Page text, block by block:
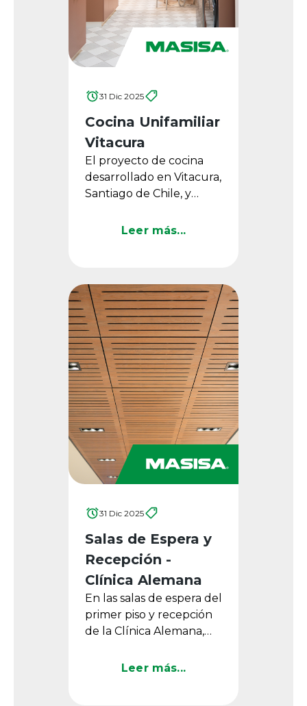
31 Dic 2025
Cocina Unifamiliar
Vitacura
El proyecto de cocina
desarrollado en Vitacura,
Santiago de Chile, y
destaca por su
Leer más...
31 Dic 2025
Salas de Espera y
Recepción -
Clínica Alemana
En las salas de espera del
primer piso y recepción
de la Clínica Alemana,
Chile, los Paneles
Leer más...